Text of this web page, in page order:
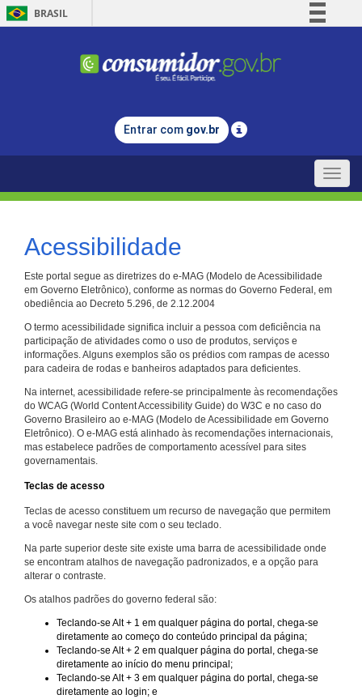
BRASIL
Comunica BR
Legislação
Entrar com gov.br
Toggle
Acessibilidade
Este portal segue as diretrizes do e-MAG (Modelo de Acessibilidade
em Governo Eletrônico), conforme as normas do Governo Federal, em
obediência ao Decreto 5.296, de 2.12.2004
O termo acessibilidade significa incluir a pessoa com deficiência na
participação de atividades como o uso de produtos, serviços e
informações. Alguns exemplos são os prédios com rampas de acesso
para cadeira de rodas e banheiros adaptados para deficientes.
Na internet, acessibilidade refere-se principalmente às recomendações
do WCAG (World Content Accessibility Guide) do W3C e no caso do
Governo Brasileiro ao e-MAG (Modelo de Acessibilidade em Governo
Eletrônico). O e-MAG está alinhado às recomendações internacionais,
mas estabelece padrões de comportamento acessível para sites
governamentais.
Teclas de acesso
Teclas de acesso constituem um recurso de navegação que permitem
a você navegar neste site com o seu teclado.
Na parte superior deste site existe uma barra de acessibilidade onde
se encontram atalhos de navegação padronizados, e a opção para
alterar o contraste.
Os atalhos padrões do governo federal são:
Teclando-se Alt + 1 em qualquer página do portal, chega-se
diretamente ao começo do conteúdo principal da página;
Teclando-se Alt + 2 em qualquer página do portal, chega-se
diretamente ao início do menu principal;
Teclando-se Alt + 3 em qualquer página do portal, chega-se
diretamente ao login; e